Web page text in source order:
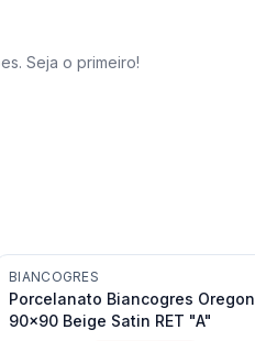
Seja o primeiro!
BIANCOGRES
Porcelanato Biancogres Oregon
90x90 Beige Satin RET "A"